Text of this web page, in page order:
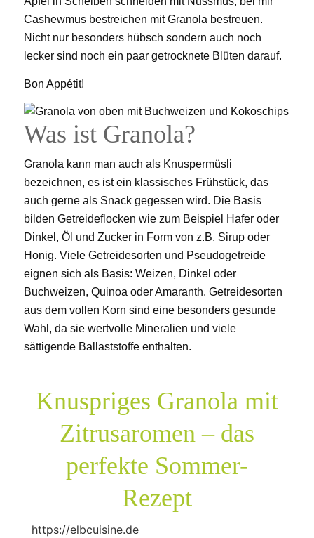
Cashewmus bestreichen mit Granola bestreuen.
Nicht nur besonders hübsch sondern auch noch
lecker sind noch ein paar getrocknete Blüten darauf.
Bon Appétit!
Was ist Granola?
Granola kann man auch als Knuspermüsli
bezeichnen, es ist ein klassisches Frühstück, das
auch gerne als Snack gegessen wird. Die Basis
bilden Getreideflocken wie zum Beispiel Hafer oder
Dinkel, Öl und Zucker in Form von z.B. Sirup oder
Honig. Viele Getreidesorten und Pseudogetreide
eignen sich als Basis: Weizen, Dinkel oder
Buchweizen, Quinoa oder Amaranth. Getreidesorten
aus dem vollen Korn sind eine besonders gesunde
Wahl, da sie wertvolle Mineralien und viele
sättigende Ballaststoffe enthalten.
Knuspriges Granola mit
Zitrusaromen – das
perfekte Sommer-
Rezept
https://elbcuisine.de